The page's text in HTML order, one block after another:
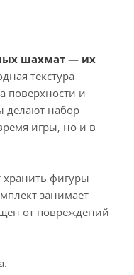
шахмат — их
текстура
поверхности и
делают набор
игры, но и в
хранить фигуры
занимает
от повреждений